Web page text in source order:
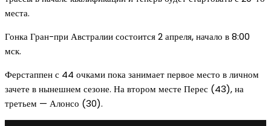
места.
Гонка Гран-при Австралии состоится 2 апреля, начало в 8:00
мск.
Ферстаппен с 44 очками пока занимает первое место в личном
зачете в нынешнем сезоне. На втором месте Перес (43), на
третьем — Алонсо (30).